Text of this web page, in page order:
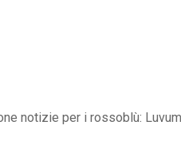
notizie per i rossoblù: